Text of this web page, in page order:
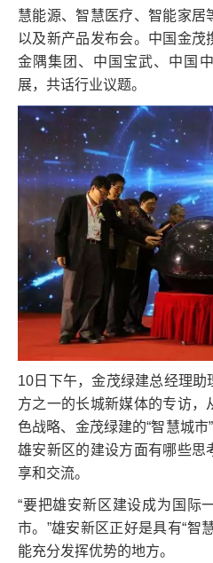
慧能源、智慧医疗、智能家居
以及新产品发布会。中国金茂
金隅集团、中国宝武、中国
展，共话行业议题。
10日下午，金茂绿建总经理
方之一的长城新媒体的专访，
色战略、金茂绿建的“智慧城市
雄安新区的建设方面有哪些思
享和交流。
“要把雄安新区建设成为国际
市。”雄安新区正好是具有“智
能充分发挥优势的地方。